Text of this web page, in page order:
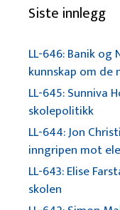
Siste innlegg
LL-646: Banik
kunnskap om
LL-645: Sunniva
skolepolitikk
LL-644: Jon
inngripen mot
LL-643: Elise
skolen